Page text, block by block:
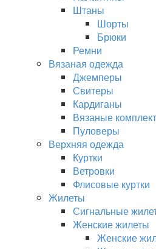
Штаны
Шорты
Брюки
Ремни
Вязаная одежда
Джемперы
Свитеры
Кардиганы
Вязаные
Пуловеры
Верхняя одежда
Куртки
Ветровки
Флисовые куртки
Жилеты
Сигнальные
Женские жилеты
Женские